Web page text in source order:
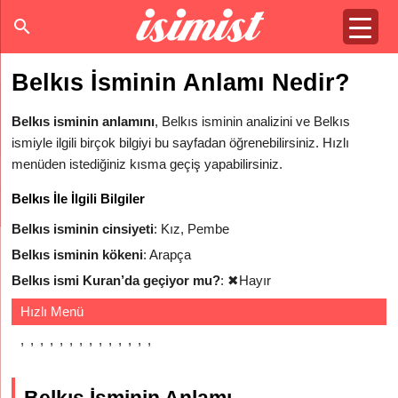
Belkıs İsminin Anlamı Nedir?
Belkıs isminin anlamını, Belkıs isminin analizini ve Belkıs
ismiyle ilgili birçok bilgiyi bu sayfadan öğrenebilirsiniz. Hızlı
menüden istediğiniz kısma geçiş yapabilirsiniz.
Belkıs İle İlgili Bilgiler
Belkıs isminin cinsiyeti: Kız, Pembe
Belkıs isminin kökeni: Arapça
Belkıs ismi Kuran’da geçiyor mu?: ✖Hayır
Hızlı Menü